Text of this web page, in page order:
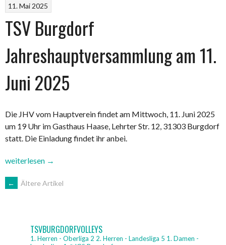
11. Mai 2025
TSV Burgdorf
Jahreshauptversammlung am 11.
Juni 2025
Die JHV vom Hauptverein findet am Mittwoch, 11. Juni 2025
um 19 Uhr im Gasthaus Haase, Lehrter Str. 12, 31303 Burgdorf
statt. Die Einladung findet ihr anbei.
„TSV
Jahreshauptversammlung
weiterlesen →
BEITRAGSNAVIGATION
← Ältere Artikel
TSVBURGDORFVOLLEYS
1. Herren - Oberliga 2 2. Herren - Landesliga 5 1. Damen -